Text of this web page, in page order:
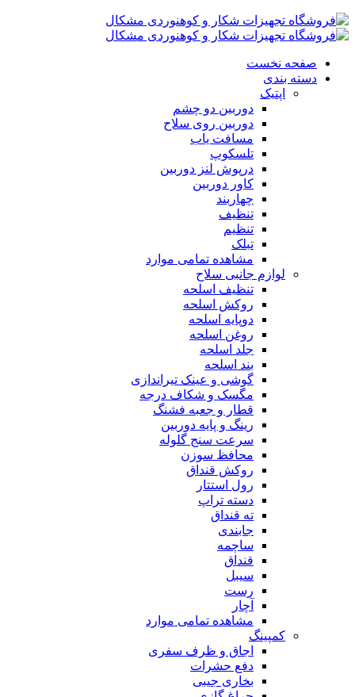
صفحه نخست
دسته بندی
اپتیک
دوربین دو چشم
دوربین روی سلاح
مسافت یاب
تلسکوپ
درپوش لنز دوربین
کاور دوربین
چهاربند
تنظیف
تنظیم
تبلک
مشاهده تمامی موارد
لوازم جانبی سلاح
تنظیف اسلحه
روکش اسلحه
دوپایه اسلحه
روغن اسلحه
جلد اسلحه
بند اسلحه
گوشی و عینک تیراندازی
مگسک و شکاف درجه
قطار و جعبه فشنگ
رینگ و پایه دوربین
سرعت سنج گلوله
محافظ سوزن
روکش قنداق
رول استتار
دسته تراپ
ته قنداق
جابندی
ساچمه
قنداق
سیبل
رست
آچار
مشاهده تمامی موارد
کمپینگ
اجاق و ظرف سفری
دفع حشرات
بخاری جیبی